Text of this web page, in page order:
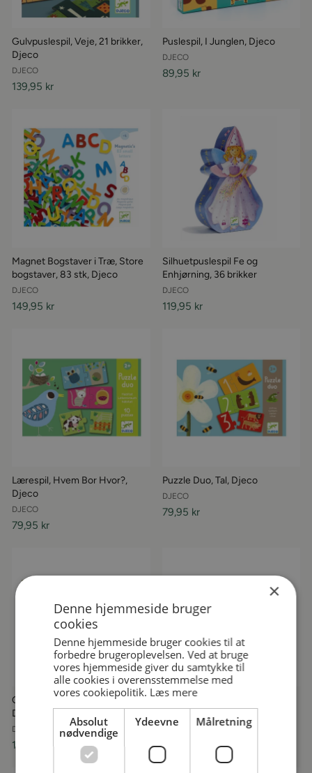
Gulvpuslespil, Veje, 21 brikker,
Djeco
DJECO
139,95 kr
Puslespil, I Junglen, Djeco
DJECO
89,95 kr
Magnet Bogstaver i Træ, Store
bogstaver, 83 stk, Djeco
DJECO
149,95 kr
Silhuetpuslespil Fe og
Enhjørning, 36 brikker
DJECO
119,95 kr
Lærespil, Hvem Bor Hvor?,
Djeco
DJECO
79,95 kr
Puzzle Duo, Tal, Djeco
DJECO
79,95 kr
Observationspuslespil
Dinosaurer, 100 brikker, Djeco
DJECO
149,95 kr
Knoppuslespil i Træ,
DJECO
89,95 kr
×
Denne hjemmeside bruger
cookies
Denne hjemmeside bruger cookies til at
forbedre brugeroplevelsen. Ved at bruge
vores hjemmeside giver du samtykke til
alle cookies i overensstemmelse med
vores cookiepolitik. Læs mere
Absolut
nødvendige
Ydeevne Målretning